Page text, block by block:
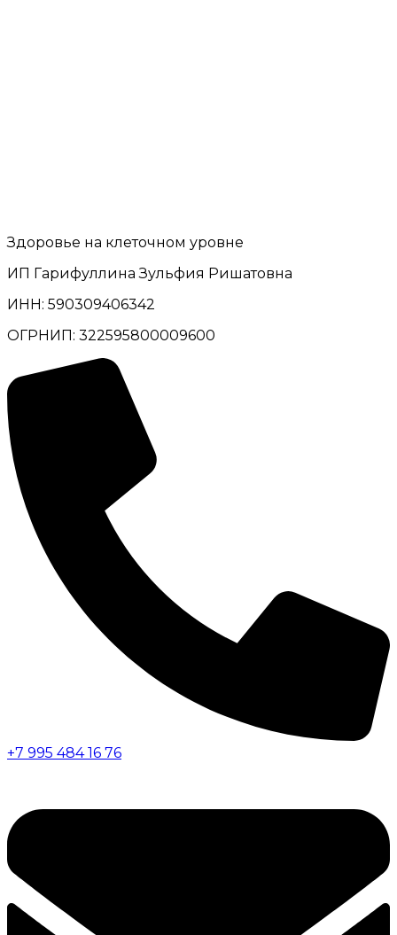
Здоровье на клеточном уровне
ИП Гарифуллина Зульфия Ришатовна
ИНН: 590309406342
ОГРНИП: 322595800009600
+7 995 484 16 76